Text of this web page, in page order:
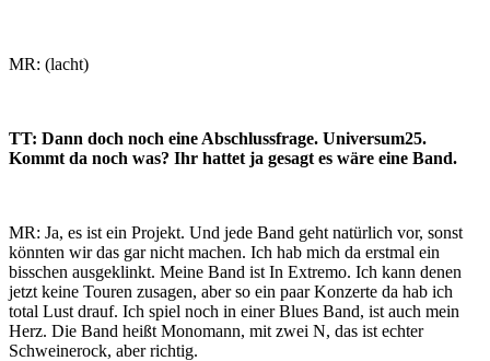
MR: (lacht)
TT: Dann doch noch eine Abschlussfrage. Universum25.
Kommt da noch was? Ihr hattet ja gesagt es wäre eine Band.
MR: Ja, es ist ein Projekt. Und jede Band geht natürlich vor, sonst
könnten wir das gar nicht machen. Ich hab mich da erstmal ein
bisschen ausgeklinkt. Meine Band ist In Extremo. Ich kann denen
jetzt keine Touren zusagen, aber so ein paar Konzerte da hab ich
total Lust drauf. Ich spiel noch in einer Blues Band, ist auch mein
Herz. Die Band heißt Monomann, mit zwei N, das ist echter
Schweinerock, aber richtig.